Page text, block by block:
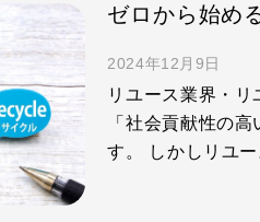
2024年12月9日
リユース業界・リ
「社会貢献性の
す。 しかしリユ